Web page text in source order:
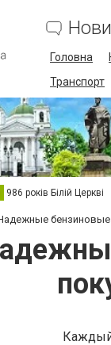
Головна
Транспорт
986 років Білій Церкві
бензиновые
Каждый